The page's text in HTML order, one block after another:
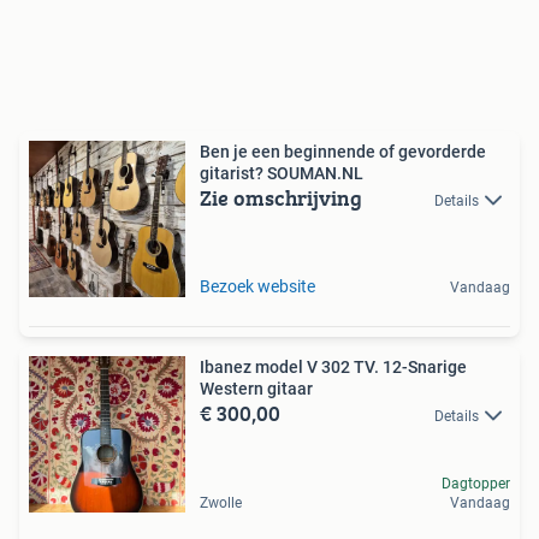
Ben je een beginnende of gevorderde
gitarist? SOUMAN.NL
Zie omschrijving Details
Bezoek website Vandaag
Ibanez model V 302 TV. 12-Snarige
Western gitaar
€ 300,00 Details
Zwolle
Dagtopper
Vandaag